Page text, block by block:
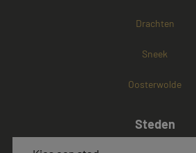
Drachten
Sneek
Oosterwolde
Steden